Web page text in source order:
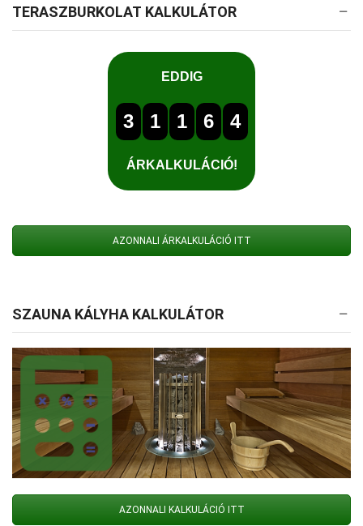
TERASZBURKOLAT KALKULÁTOR
AZONNALI ÁRKALKULÁCIÓ ITT
SZAUNA KÁLYHA KALKULÁTOR
AZONNALI KALKULÁCIÓ ITT